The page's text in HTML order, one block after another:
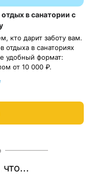
в санатории с
кто дарит заботу вам.
отдыха в санаториях
удобный формат:
от 10 000 ₽.
на выбранные даты.
в санатории для ваших
и путёвках